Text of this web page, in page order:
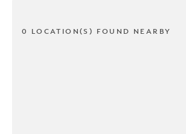
0 LOCATION(S) FOUND NEARBY